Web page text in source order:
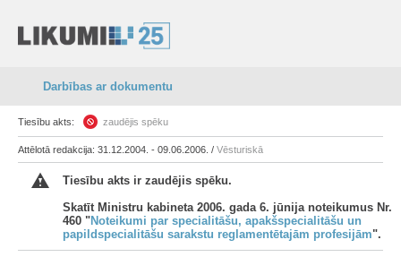
Darbības ar dokumentu
Tiesību akts: zaudējis spēku
Attēlotā redakcija: 31.12.2004. - 09.06.2006. / Vēsturiskā
Tiesību akts ir zaudējis spēku.
Skatīt Ministru kabineta 2006. gada 6. jūnija noteikumus Nr.
460 "Noteikumi par specialitāšu, apakšspecialitāšu un
papildspecialitāšu sarakstu reglamentētajām profesijām".